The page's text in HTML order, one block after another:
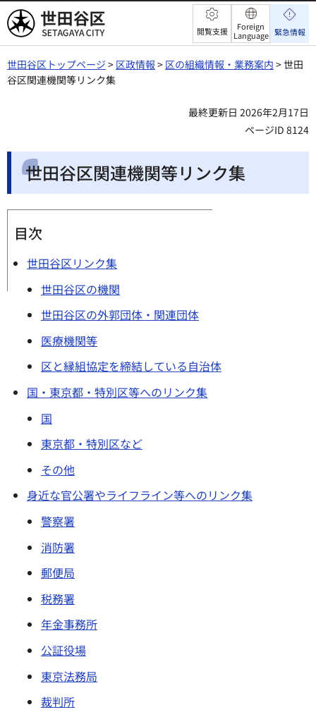
世田谷区 閲覧支援
Foreign
Language 緊急情報
世田谷区トップページ > 区政情報 > 区の組織情報・業務案内 > 世田
谷区関連機関等リンク集
最終更新日 2026年2月17日
ページID 8124
世田谷区関連機関等リンク集
目次
世田谷区リンク集
世田谷区の機関
世田谷区の外郭団体・関連団体
医療機関等
区と縁組協定を締結している自治体
国・東京都・特別区等へのリンク集
国
東京都・特別区など
その他
身近な官公署やライフライン等へのリンク集
警察署
消防署
郵便局
税務署
年金事務所
公証役場
東京法務局
裁判所